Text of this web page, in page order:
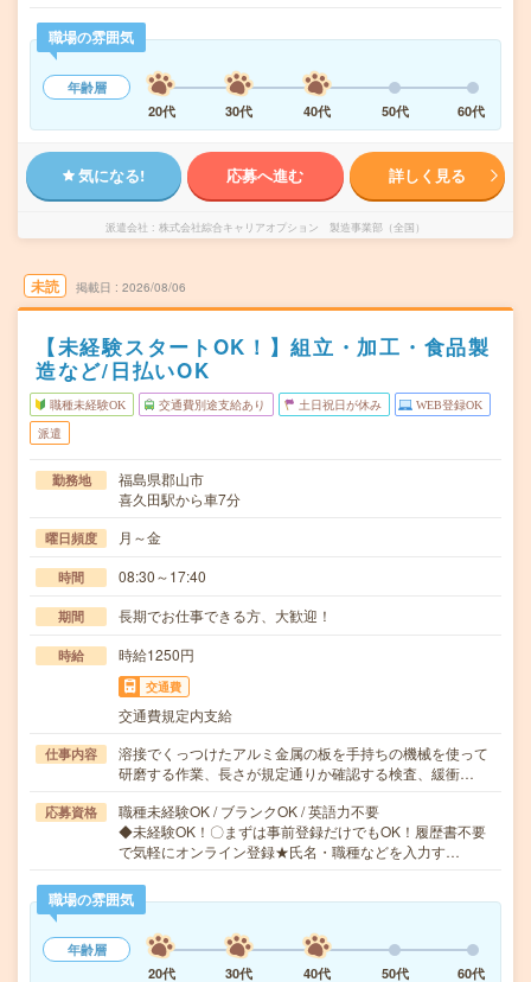
職場の雰囲気
年齢層
20代
30代 40代 50代 60代
気になる! 応募へ進む 詳しく見る
派遣会社 株式会社綜合キャリアオプション 製造事業部（全国）
未読 掲載日 2026/08/06
【未経験スタートOK！】組立・加工・食品製
造など/日払いOK
職種未経験OK 交通費別途支給あり 土日祝日が休み WEB登録OK
派遣
勤務地
福島県郡山市
喜久田駅から車7分
曜日頻度 月～金
時間 08:30～17:40
期間 長期でお仕事できる方、大歓迎！
時給 時給1250円
交通費
交通費規定内支給
仕事内容
溶接でくっつけたアルミ金属の板を手持ちの機械を使って
研磨する作業、長さが規定通りか確認する検査、緩衝…
応募資格
職種未経験OK / ブランクOK / 英語力不要
◆未経験OK！〇まずは事前登録だけでもOK！履歴書不要
で気軽にオンライン登録★氏名・職種などを入力す…
職場の雰囲気
年齢層
20代
30代 40代 50代 60代